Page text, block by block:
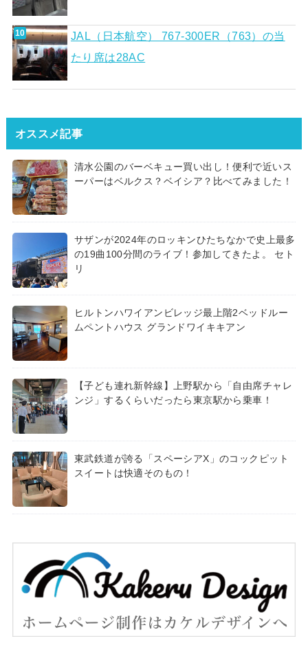
JAL（日本航空） 767-300ER（763）の当
たり席は28AC
オススメ記事
清水公園のバーベキュー買い出し！便利で近いス
ーパーはベルクス？ベイシア？比べてみました！
サザンが2024年のロッキンひたちなかで史上最多
の19曲100分間のライブ！参加してきたよ。 セト
リ
ヒルトンハワイアンビレッジ最上階2ベッドルー
ムペントハウス グランドワイキキアン
【子ども連れ新幹線】上野駅から「自由席チャレ
ンジ」するくらいだったら東京駅から乗車！
東武鉄道が誇る「スペーシアX」のコックピット
スイートは快適そのもの！